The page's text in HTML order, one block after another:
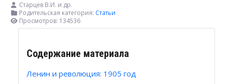
Старцев В.И. и др.
Родительская категория: Статьи
Просмотров: 134536
Содержание материала
Ленин и революция: 1905 год